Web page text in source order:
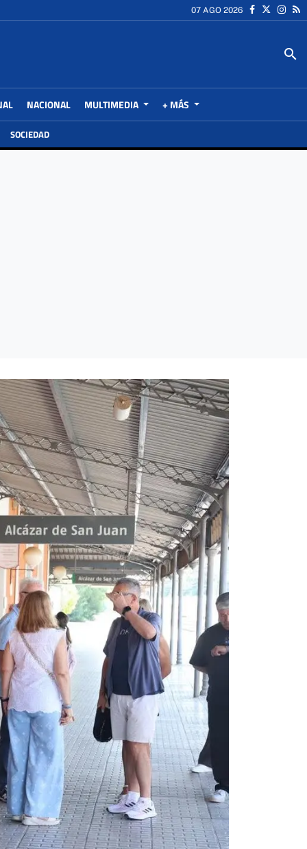
07 AGO 2026
search
NACIONAL MULTIMEDIA + MÁS
SOCIEDAD